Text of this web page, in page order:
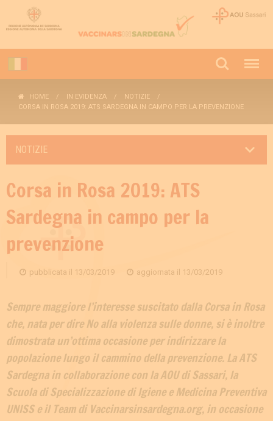
HOME IN EVIDENZA
NOTIZIE
CORSA IN ROSA 2019: ATS SARDEGNA IN CAMPO PER LA PREVENZIONE
NOTIZIE
Corsa in Rosa 2019: ATS
Sardegna in campo per la
prevenzione
pubblicata il 13/03/2019 aggiornata il 13/03/2019
Sempre maggiore l’interesse suscitato dalla Corsa in Rosa
che, nata per dire No alla violenza sulle donne, si è inoltre
dimostrata un’ottima occasione per indirizzare la
popolazione lungo il cammino della prevenzione. La ATS
Sardegna in collaborazione con la AOU di Sassari, la
Scuola di Specializzazione di Igiene e Medicina Preventiva
UNISS e il Team di Vaccinarsinsardegna.org, in occasione